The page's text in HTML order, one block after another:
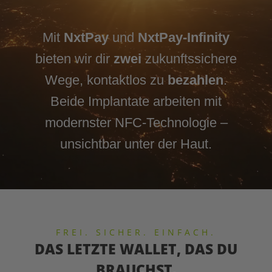
Mit NxtPayund NxtPay-Infinity
bieten wir dir zwei zukunftssichere
Wege, kontaktlos zu bezahlen.
Beide Implantate arbeiten mit
modernster NFC-Technologie –
unsichtbar unter der Haut.
FREI. SICHER. EINFACH.
DAS LETZTE WALLET, DAS DU